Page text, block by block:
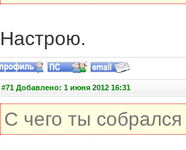
Настрою.
#71 Добавлено: 1 июня 2012 16:31
С чего ты собрался